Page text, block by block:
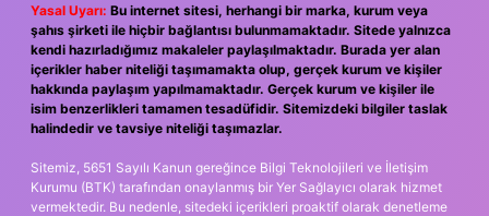
Yasal Uyarı: Bu internet sitesi, herhangi bir marka, kurum veya
şahıs şirketi ile hiçbir bağlantısı bulunmamaktadır. Sitede yalnızca
kendi hazırladığımız makaleler paylaşılmaktadır. Burada yer alan
içerikler haber niteliği taşımamakta olup, gerçek kurum ve kişiler
hakkında paylaşım yapılmamaktadır. Gerçek kurum ve kişiler ile
isim benzerlikleri tamamen tesadüfidir. Sitemizdeki bilgiler taslak
halindedir ve tavsiye niteliği taşımazlar.
Sitemiz, 5651 Sayılı Kanun gereğince Bilgi Teknolojileri ve İletişim
Kurumu (BTK) tarafından onaylanmış bir Yer Sağlayıcı olarak hizmet
vermektedir. Bu nedenle, sitedeki içerikleri proaktif olarak denetleme